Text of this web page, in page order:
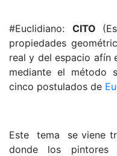
#Euclidiano: CITO
propiedades
real y del espacio afín
mediante el método
cinco postulados de
Este tema se viene
donde los